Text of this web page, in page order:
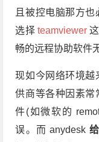
且被控电脑那方
选择 teamviewer这
畅的远程协助软件
现如今网络环境越
供商等各种因素常
件(如微软的
误。而 anydesk